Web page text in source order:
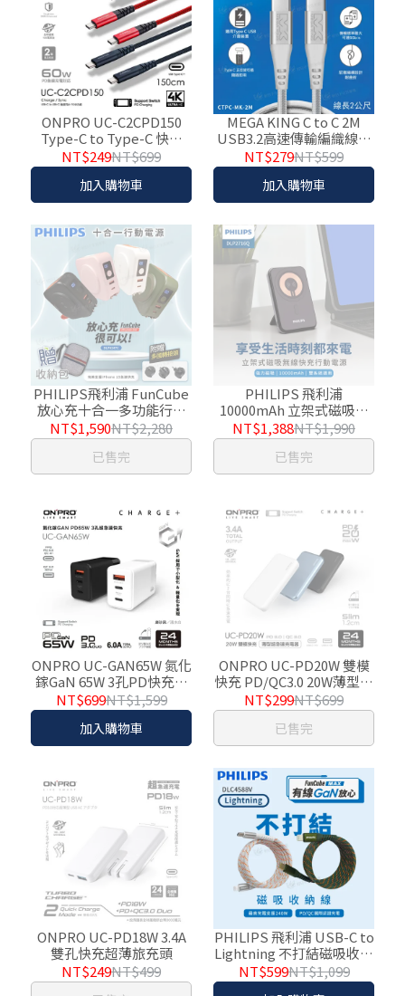
ONPRO UC-C2CPD150
Type-C to Type-C 快充
PD60W傳輸線
NT$249NT$699
加入購物車
MEGA KING C to C 2M
USB3.2高速傳輸編織線白
CTPC-MK-2M
NT$279NT$599
加入購物車
PHILIPS飛利浦 FunCube
放心充十合一多功能行動
電源 DLP4347C
NT$1,590NT$2,280
已售完
PHILIPS 飛利浦
10000mAh 立架式磁吸無
線快充行動電源
DLP2716Q
NT$1,388NT$1,990
已售完
ONPRO UC-GAN65W 氮化
鎵GaN 65W 3孔PD快充充
電器
NT$699NT$1,599
加入購物車
ONPRO UC-PD20W 雙模
快充 PD/QC3.0 20W薄型超
急速充電器
NT$299NT$699
已售完
ONPRO UC-PD18W 3.4A
雙孔快充超薄旅充頭
NT$249NT$499
PHILIPS 飛利浦 USB-C to
Lightning 不打結磁吸收納
PD充電線 150cm
DLC4588V
NT$599NT$1,099